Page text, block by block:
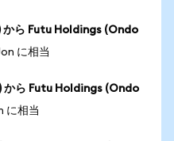
ら Futu Holdings (Ondo
に相当
ら Futu Holdings (Ondo
に相当